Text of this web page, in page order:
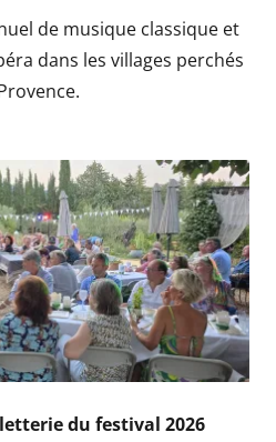
de musique classique et
dans les villages perchés
du festival 2026